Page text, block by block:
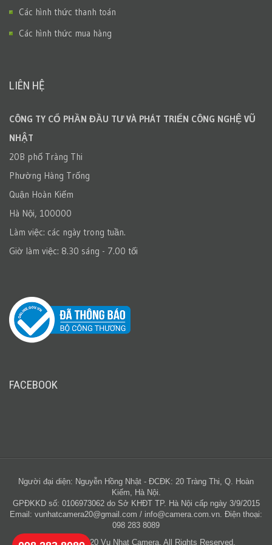
Các hình thức thanh toán
Các hình thức mua hàng
LIÊN HỆ
CÔNG TY CỔ PHẦN ĐẦU TƯ VÀ PHÁT TRIỂN CÔNG NGHỆ VŨ
NHẬT
20B phố Tràng Thi
Phường Hàng Trống
Quận Hoàn Kiếm
Hà Nội, 100000
Làm việc: các ngày trong tuần.
Giờ làm việc: 8.30 sáng - 7.00 tối
FACEBOOK
Người đại diện: Nguyễn Hồng Nhật - ĐCĐK: 20 Tràng Thi, Q. Hoàn
Kiếm, Hà Nội.
GPĐKKD số: 0106973062 do Sở KHĐT TP. Hà Nội cấp ngày 3/9/2015
Email: vunhatcamera20@gmail.com / info@camera.com.vn . Điện thoại:
098 283 8089
Copyright © 2020 Vu Nhat Camera. All Rights Reserved.